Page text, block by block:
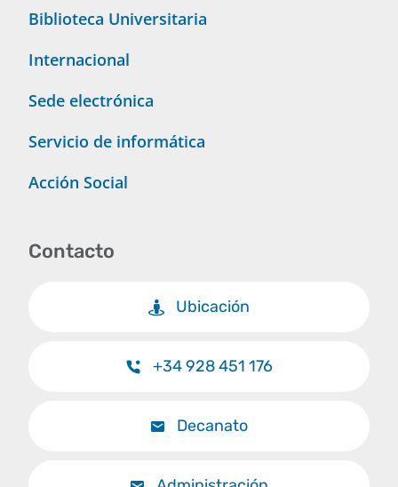
Biblioteca Universitaria
Internacional
Sede electrónica
Servicio de informática
Acción Social
Contacto
Ubicación
+34 928 451 176
Decanato